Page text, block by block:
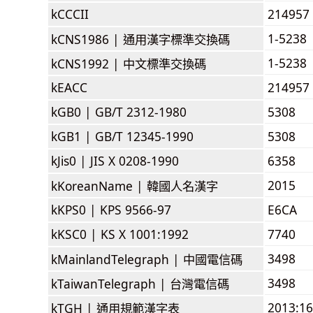
kCCCII
214957
kCNS1986 | 通用漢字標準交換碼
1-5238
kCNS1992 | 中文標準交換碼
1-5238
kEACC
214957
kGB0 | GB/T 2312-1980
5308
kGB1 | GB/T 12345-1990
5308
kJis0 | JIS X 0208-1990
6358
kKoreanName | 韓國人名漢字
2015
kKPS0 | KPS 9566-97
E6CA
kKSC0 | KS X 1001:1992
7740
kMainlandTelegraph | 中國電信碼
3498
kTaiwanTelegraph | 台灣電信碼
3498
kTGH | 通用規範漢字表